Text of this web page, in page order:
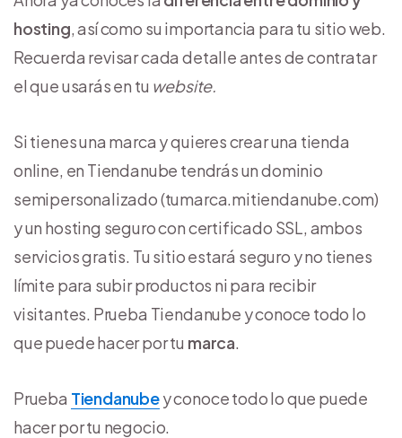
hosting, así como su importancia para tu sitio web.
Recuerda revisar cada detalle antes de contratar
el que usarás en tu website.
Si tienes una marca y quieres crear una tienda
online, en Tiendanube tendrás un dominio
semipersonalizado (tumarca.mitiendanube.com)
y un hosting seguro con certificado SSL, ambos
servicios gratis. Tu sitio estará seguro y no tienes
límite para subir productos ni para recibir
visitantes. Prueba Tiendanube y conoce todo lo
que puede hacer por tu marca.
Prueba Tiendanubey conoce todo lo que puede
hacer por tu negocio.